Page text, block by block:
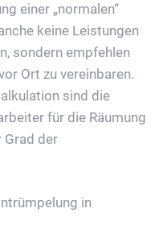
einer „normalen“
keine Leistungen
sondern empfehlen
Ort zu vereinbaren.
sind die
für die Räumung
Grad der
in